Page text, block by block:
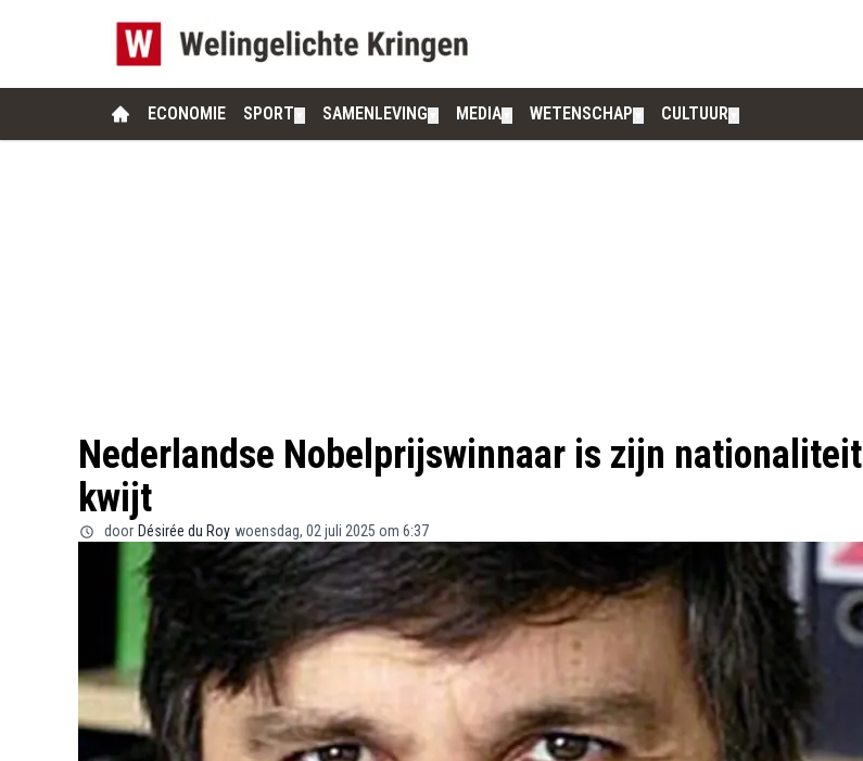
ECONOMIE SPORT SAMENLEVING MEDIA WETENSCHAP CULTUUR
Nederlandse Nobelprijswinnaar is zijn nationaliteit
kwijt
door Désirée du Roy woensdag, 02 juli 2025 om 6:37